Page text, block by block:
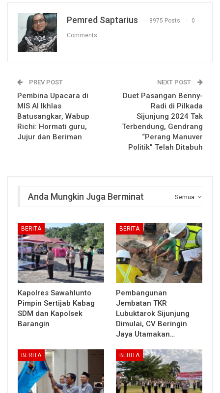
Pemred Saptarius 8975 Posts 0
Comments
PREV POST
Pembina Upacara di
MIS Al Ikhlas
Batusangkar, Wabup
Richi: Hormati guru,
Jujur dan Beriman
NEXT POST
Duet Pasangan Benny-
Radi di Pilkada
Sijunjung 2024 Tak
Terbendung, Gendrang
“Perang Manuver
Politik” Telah Ditabuh
Semua
Anda Mungkin Juga Berminat
BERITA
Kapolres Sawahlunto
Pimpin Sertijab Kabag
SDM dan Kapolsek
Barangin
BERITA
Pembangunan
Jembatan TKR
Lubuktarok Sijunjung
Dimulai, CV Beringin
Jaya Utamakan…
BERITA BERITA